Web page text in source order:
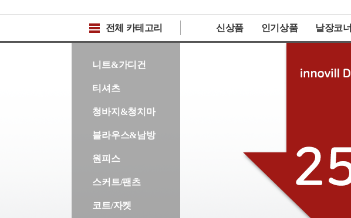
전체 카테고리 신상품 인기상품 낱장코너
니트&가디건
티셔츠
청바지&청치마
블라우스&남방
원피스
스커트/팬츠
코트/자켓